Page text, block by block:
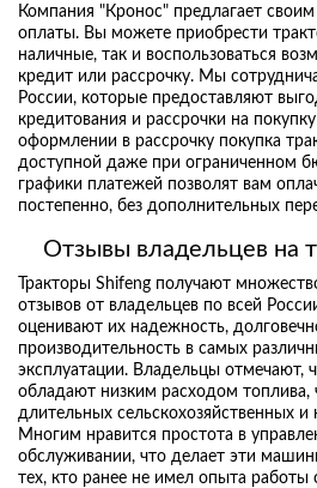
Компания "Кронос" предлагает
оплаты. Вы можете приобрести
наличные, так и воспользоваться
кредит или рассрочку. Мы
России, которые предоставляют
кредитования и рассрочки на
оформлении в рассрочку покупка
доступной даже при ограниченном
графики платежей позволят вам
постепенно, без дополнительных
Отзывы владельцев на
Тракторы Shifeng получают
отзывов от владельцев по всей
оценивают их надежность,
производительность в самых
эксплуатации. Владельцы отмечают,
обладают низким расходом топлива,
длительных сельскохозяйственных
Многим нравится простота в
обслуживании, что делает эти
тех, кто ранее не имел опыта работы